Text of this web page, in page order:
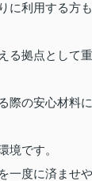
に利用する方も
る拠点として重
際の安心材料に
境です。
一度に済ませや